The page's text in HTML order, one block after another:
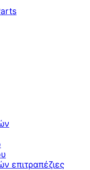
επιτραπέζιες